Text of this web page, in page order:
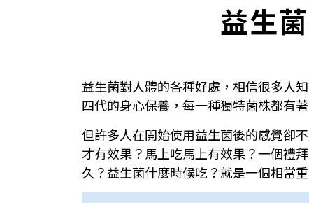
益生
益生菌對人體的各種好處，相信很多人
四代的身心保養，每一種獨特菌株都有
但許多人在開始使用益生菌後的感覺卻
才有效果？馬上吃馬上有效果？一個禮
久？益生菌什麼時候吃？就是一個相當重